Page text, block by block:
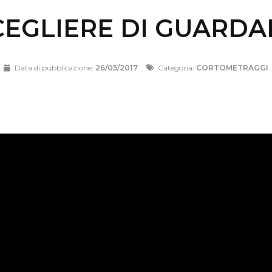
DI
Data di pubblicazione: 26/05/2017 Categoria: CORTOMETRAGGI